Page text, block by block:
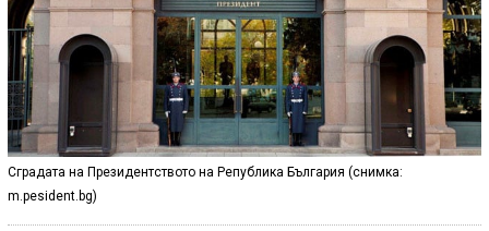
Сградата на Президентството на Република България (снимка:
m.pesident.bg)